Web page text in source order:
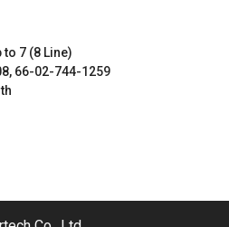
7 (8 Line)
66-02-744-1259